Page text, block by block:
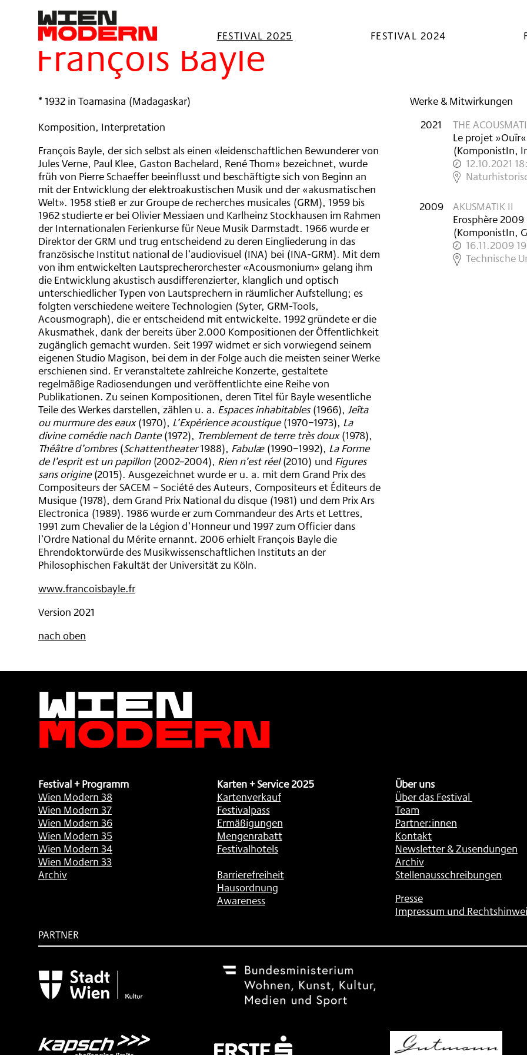
springen
FESTIVAL 2025 FESTIVAL 2024
Filter
François Bayle
* 1932 in Toamasina (Madagaskar)
Komposition, Interpretation
François Bayle, der sich selbst als einen «leidenschaftlichen Bewunderer von
Jules Verne, Paul Klee, Gaston Bachelard, René Thom» bezeichnet, wurde
früh von Pierre Schaeffer beeinflusst und beschäftigte sich von Beginn an
mit der Entwicklung der elektroakustischen Musik und der «akusmatischen
Welt». 1958 stieß er zur Groupe de recherches musicales (GRM), 1959 bis
1962 studierte er bei Olivier Messiaen und Karlheinz Stockhausen im Rahmen
der Internationalen Ferienkurse für Neue Musik Darmstadt. 1966 wurde er
Direktor der GRM und trug entscheidend zu deren Eingliederung in das
französische Institut national de l’audiovisuel (INA) bei (INA-GRM). Mit dem
von ihm entwickelten Lautsprecherorchester «Acousmonium» gelang ihm
die Entwicklung akustisch ausdifferenzierter, klanglich und optisch
unterschiedlicher Typen von Lautsprechern in räumlicher Aufstellung; es
folgten verschiedene weitere Technologien (Syter, GRM-Tools,
Acousmograph), die er entscheidend mit entwickelte. 1992 gründete er die
Akusmathek, dank der bereits über 2.000 Kompositionen der Öffentlichkeit
zugänglich gemacht wurden. Seit 1997 widmet er sich vorwiegend seinem
eigenen Studio Magison, bei dem in der Folge auch die meisten seiner Werke
erschienen sind. Er veranstaltete zahlreiche Konzerte, gestaltete
regelmäßige Radiosendungen und veröffentlichte eine Reihe von
Publikationen. Zu seinen Kompositionen, deren Titel für Bayle wesentliche
Teile des Werkes darstellen, zählen u. a. Espaces inhabitables(1966), Jeîta
ou murmure des eaux(1970), L’Expérience acoustique(1970−1973), La
divine comédie nach Dante(1972), Tremblement de terre très doux(1978),
Théâtre d’ombres(Schattentheater1988), Fabulæ(1990−1992), La Forme
de l’esprit est un papillon(2002–2004), Rien n’est réel(2010) und Figures
sans origine(2015). Ausgezeichnet wurde er u. a. mit dem Grand Prix des
Compositeurs der SACEM – Société des Auteurs, Compositeurs et Éditeurs de
Musique (1978), dem Grand Prix National du disque (1981) und dem Prix Ars
Electronica (1989). 1986 wurde er zum Commandeur des Arts et Lettres,
1991 zum Chevalier de la Légion d’Honneur und 1997 zum Officier dans
l’Ordre National du Mérite ernannt. 2006 erhielt François Bayle die
Ehrendoktorwürde des Musikwissenschaftlichen Instituts an der
Philosophischen Fakultät der Universität zu Köln.
www.francoisbayle.fr
Version 2021
Werke & Mitwirkungen
2021
THE
Le projet
(KomponistIn,
12.10.2021
,
2009
AKUSMATIK II
Erosphère
(KomponistIn,
16.11.2009
,
Technische
nach oben
Wien
Modern
Festival + Programm
Wien Modern 38
Wien Modern 37
Wien Modern 36
Wien Modern 35
Wien Modern 34
Wien Modern 33
Archiv
Karten + Service 2025
Kartenverkauf
Festivalpass
Ermäßigungen
Mengenrabatt
Festivalhotels
Barrierefreiheit
Hausordnung
Awareness
Über uns
Über das Festival
Team
Partner:innen
Kontakt
Newsletter & Zusendungen
Archiv
Stellenausschreibungen
Presse
Impressum und
PARTNER